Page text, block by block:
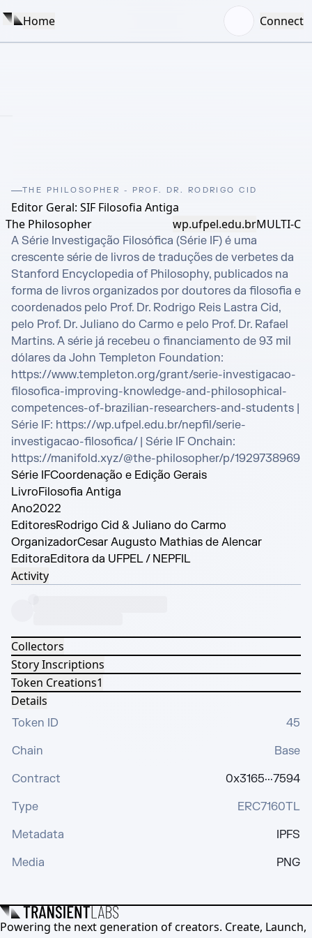
Home Connect
THE PHILOSOPHER - PROF. DR. RODRIGO CID
Editor Geral: SIF Filosofia Antiga
The Philosopher
wp.ufpel.edu.brMULTI-C
A Série Investigação Filosófica (Série IF) é uma
crescente série de livros de traduções de verbetes da
Stanford Encyclopedia of Philosophy, publicados na
forma de livros organizados por doutores da filosofia e
coordenados pelo Prof. Dr. Rodrigo Reis Lastra Cid,
pelo Prof. Dr. Juliano do Carmo e pelo Prof. Dr. Rafael
Martins. A série já recebeu o financiamento de 93 mil
dólares da John Templeton Foundation:
https://www.templeton.org/grant/serie-investigacao-
filosofica-improving-knowledge-and-philosophical-
competences-of-brazilian-researchers-and-students |
Série IF: https://wp.ufpel.edu.br/nepfil/serie-
investigacao-filosofica/ | Série IF Onchain:
https://manifold.xyz/@the-philosopher/p/1929738969
Série IFCoordenação e Edição Gerais
LivroFilosofia Antiga
Ano2022
EditoresRodrigo Cid & Juliano do Carmo
OrganizadorCesar Augusto Mathias de Alencar
EditoraEditora da UFPEL / NEPFIL
Activity
Collectors
Story Inscriptions
Token Creations1
Details
Token ID
45
Chain
Base
Contract
0x3165···7594
Type
ERC7160TL
Metadata
IPFS
Media
PNG
Powering the next generation of creators. Create, Launch,